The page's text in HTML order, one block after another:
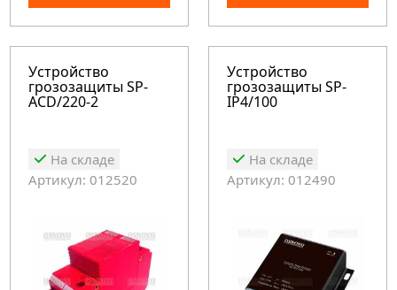
Устройство
грозозащиты SP-
ACD/220-2
На складе
Артикул: 012520
Устройство
грозозащиты SP-
IP4/100
На складе
Артикул: 012490